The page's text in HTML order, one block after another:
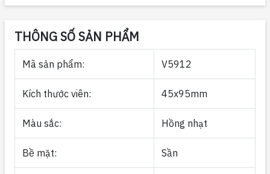
THÔNG SỐ SẢN PHẨM
Mã sản phẩm: V5912
Kích thước viên: 45x95mm
Màu sắc: Hồng nhạt
Bề mặt: Sần